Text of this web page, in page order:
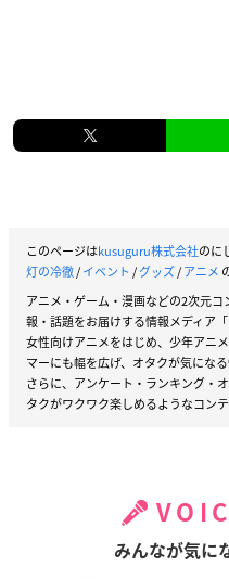
このページはkusuguru株式会社のに
灯の冷徹/イベント /グッズ/アニメ
アニメ・ゲーム・漫画などの2次元
報・話題をお届けする情報メディア「
女性向けアニメをはじめ、少年アニ
マーにも幅を広げ、オタクが気にな
さらに、アンケート・ランキング・
タクがワクワク楽しめるようなコン
みんなが気に